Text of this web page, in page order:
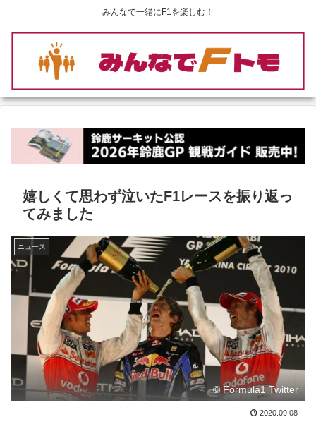
みんなで一緒にF1を楽しむ！
嬉しくて思わず泣いたF1レースを振り返っ
てみました
ニュース
© Formula1 Twitter
2020.09.08